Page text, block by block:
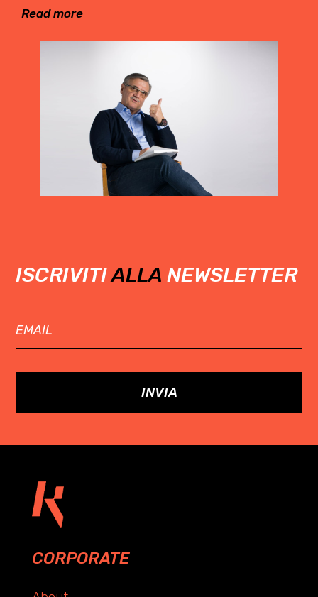
Read more
ISCRIVITIALLA NEWSLETTER
CORPORATE